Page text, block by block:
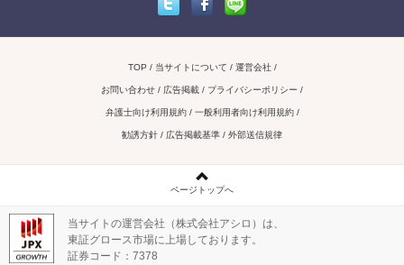
TOP 当サイトについて 運営会社
お問い合わせ / 広告掲載 プライバシーポリシー
弁護士向け利用規約 一般利用者向け利用規約
勧誘方針 広告掲載基準 外部送信規律
ページトップへ
当サイトの運営会社（株式会社アシロ）は、
東証グロース市場に上場しております。
証券コード：7378